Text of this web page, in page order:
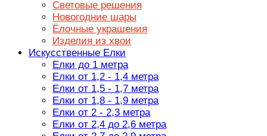
Световые решения
Новогодние шары
Ёлочные украшения
Изделия из хвои
Искусственные Елки
Елки до 1 метра
Елки от 1,2 - 1,4 метра
Елки от 1,5 - 1,7 метра
Елки от 1,8 - 1,9 метра
Елки от 2 - 2,3 метра
Елки от 2,4 до 2,6 метра